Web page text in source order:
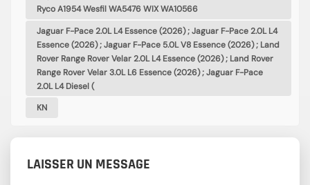
Ryco A1954 Wesfil WA5476 WIX WA10566
Jaguar F-Pace 2.0L L4 Essence (2026) ; Jaguar F-Pace 2.0L L4
Essence (2026) ; Jaguar F-Pace 5.0L V8 Essence (2026) ; Land
Rover Range Rover Velar 2.0L L4 Essence (2026) ; Land Rover
Range Rover Velar 3.0L L6 Essence (2026) ; Jaguar F-Pace
2.0L L4 Diesel (
KN
LAISSER UN MESSAGE